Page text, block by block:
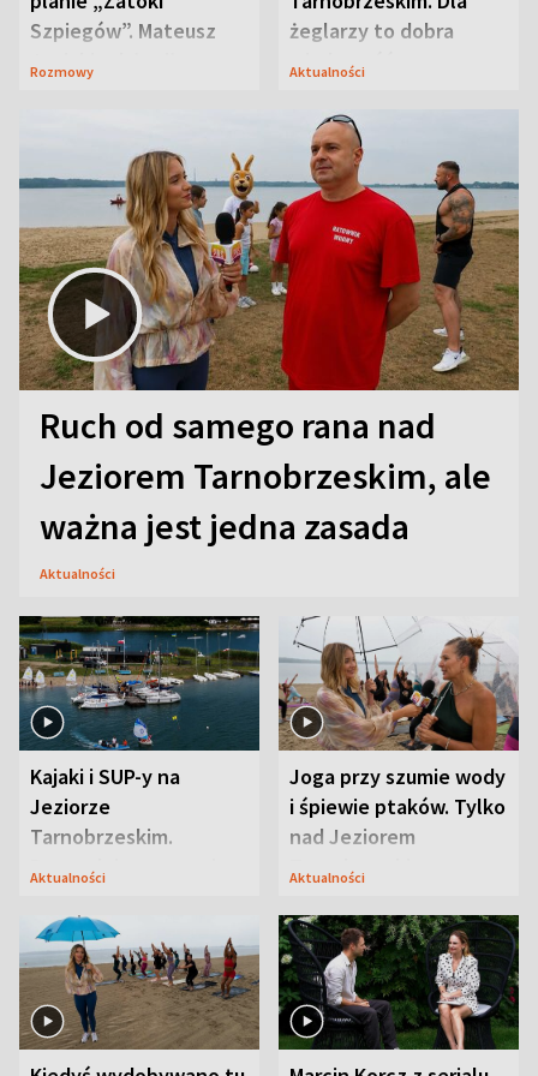
Szpiegów”. Mateusz
Janicki odsłonił
Rozmowy
żeglarzy to dobra
wiadomość
Aktualności
Ruch od samego rana nad
Jeziorem Tarnobrzeskim, ale
ważna jest jedna zasada
Aktualności
Kajaki i SUP-y na
Jeziorze
Tarnobrzeskim.
Przyrodnicy zwracają
Aktualności
Joga przy szumie wody
i śpiewie ptaków. Tylko
nad Jeziorem
Tarnobrzeskim
Aktualności